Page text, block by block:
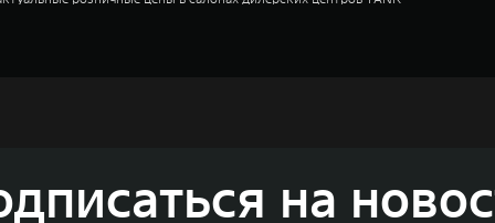
более экологичные, умные и безопасные продукты для пользователей по
интеллектуальных платформ. Шесть автомобильных брендов
на